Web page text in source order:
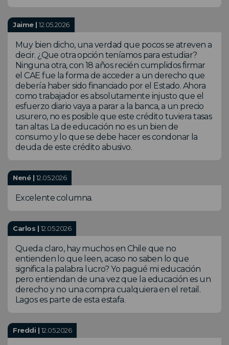
Jaime |12.05.2026
Muy bien dicho, una verdad que pocos se atreven a
decir. ¿Que otra opción teníamos para estudiar?
Ninguna otra, con 18 años recién cumplidos firmar
el CAE fue la forma de acceder a un derecho que
debería haber sido financiado por el Estado. Ahora
como trabajador es absolutamente injusto que el
esfuerzo diario vaya a parar a la banca, a un precio
usurero, no es posible que este crédito tuviera tasas
tan altas. La de educación no es un bien de
consumo y lo que se debe hacer es condonar la
deuda de este crédito abusivo.
Nené | 12.05.2026
Excelente columna.
Carlos | 12.05.2026
Queda claro, hay muchos en Chile que no
entienden lo que leen, acaso no saben lo que
significa la palabra lucro? Yo pagué mi educación
pero entiendan de una vez que la educación es un
derecho y no una compra cualquiera en el retail.
Lagos es parte de esta estafa.
Freddi | 12.05.2026